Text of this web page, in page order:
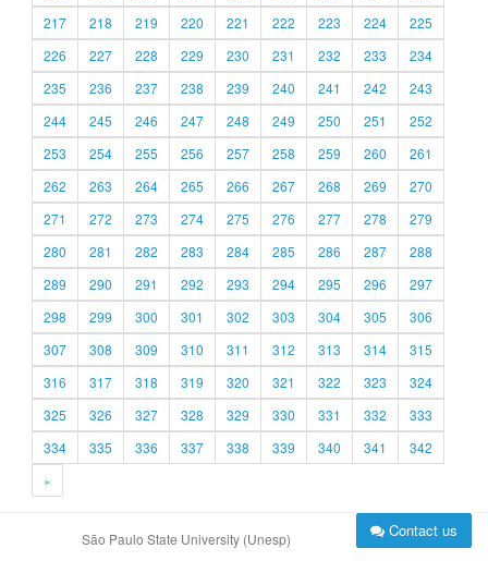
217
218 219 220 221 222 223 224
225
226
227 228 229 230 231 232 233
234
235
236 237 238 239 240 241 242
243
244
245 246 247 248 249 250 251
252
253
254 255 256 257 258 259 260
261
262
263 264 265 266 267 268 269
270
271
272 273 274 275 276 277 278
279
280
281 282 283 284 285 286 287
288
289
290 291 292 293 294 295 296
297
298
299 300 301 302 303 304 305
306
307
308 309 310 311 312 313 314
315
316
317 318 319 320 321 322 323
324
325
326 327 328 329 330 331 332
333
334
335 336 337 338 339 340 341
342
»
São Paulo State University (Unesp) Contact us